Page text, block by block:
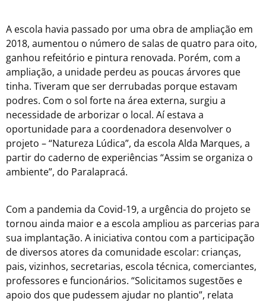
A escola havia passado por uma obra de ampliação em
2018, aumentou o número de salas de quatro para oito,
ganhou refeitório e pintura renovada. Porém, com a
ampliação, a unidade perdeu as poucas árvores que
tinha. Tiveram que ser derrubadas porque estavam
podres. Com o sol forte na área externa, surgiu a
necessidade de arborizar o local. Aí estava a
oportunidade para a coordenadora desenvolver o
projeto – “Natureza Lúdica”, da escola Alda Marques, a
partir do caderno de experiências “Assim se organiza o
ambiente”, do Paralapracá.
Com a pandemia da Covid-19, a urgência do projeto se
tornou ainda maior e a escola ampliou as parcerias para
sua implantação. A iniciativa contou com a participação
de diversos atores da comunidade escolar: crianças,
pais, vizinhos, secretarias, escola técnica, comerciantes,
professores e funcionários. “Solicitamos sugestões e
apoio dos que pudessem ajudar no plantio”, relata